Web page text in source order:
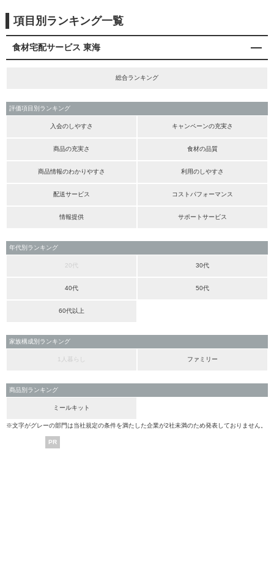
項目別ランキング一覧
食材宅配サービス 東海
総合ランキング
評価項目別ランキング
入会のしやすさ キャンペーンの充実さ
商品の充実さ 食材の品質
商品情報のわかりやすさ 利用のしやすさ
配送サービス コストパフォーマンス
情報提供 サポートサービス
年代別ランキング
20代 30代
40代 50代
60代以上
家族構成別ランキング
1人暮らし ファミリー
商品別ランキング
ミールキット
※文字がグレーの部門は当社規定の条件を満たした企業が2社未満のため発表しておりません。
PR